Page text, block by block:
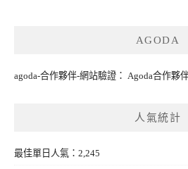
AGODA
agoda-合作夥伴-網站驗證： Agoda合作夥
人氣統計
最佳單日人氣：2,245